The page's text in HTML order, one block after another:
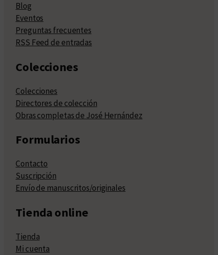
Blog
Eventos
Preguntas frecuentes
RSS Feed de entradas
Colecciones
Colecciones
Directores de colección
Obras completas de José Hernández
Formularios
Contacto
Suscripción
Envío de manuscritos/originales
Tienda online
Tienda
Mi cuenta